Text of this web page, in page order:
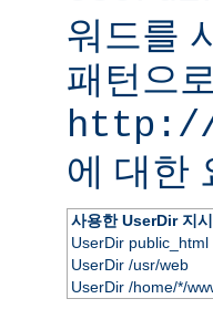
워드를
패턴으
http://
에 대한
사용한 UserDir 지시
UserDir public_html
UserDir /usr/web
UserDir /home/*/